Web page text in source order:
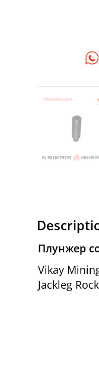
Плунжер
Vikay
Jackleg